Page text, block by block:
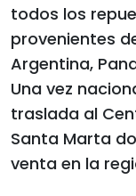
todos los
provenientes
Argentina,
Una vez
traslada al
Santa Marta
venta en la